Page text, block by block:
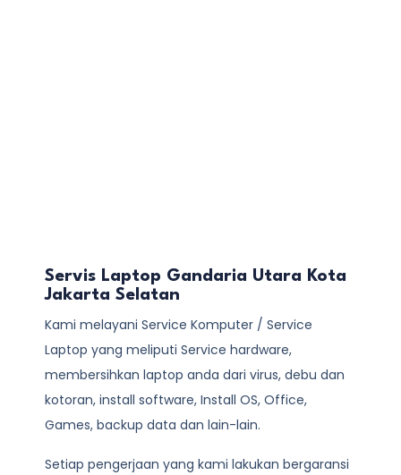
Servis Laptop Gandaria Utara Kota
Jakarta Selatan
Kami melayani Service Komputer / Service
Laptop yang meliputi Service hardware,
membersihkan laptop anda dari virus, debu dan
kotoran, install software, Install OS, Office,
Games, backup data dan lain-lain.
Setiap pengerjaan yang kami lakukan bergaransi